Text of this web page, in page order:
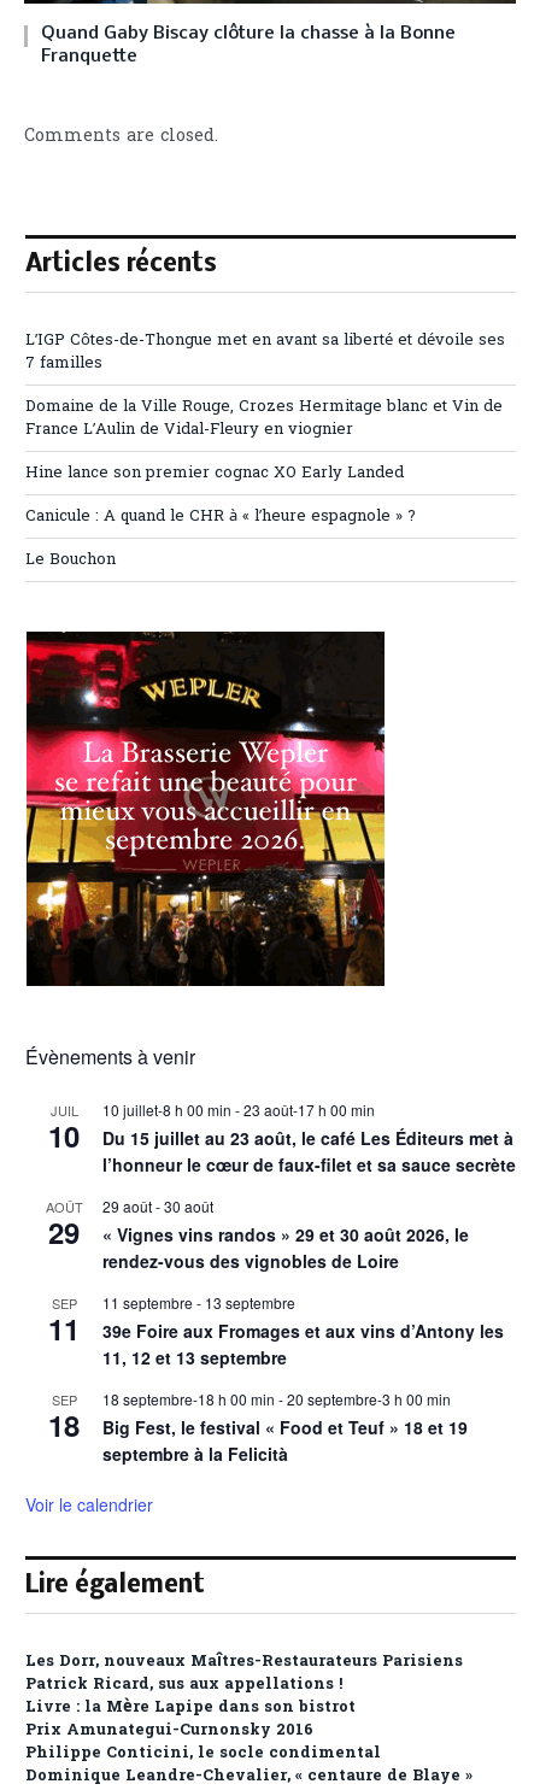
Quand Gaby Biscay clôture la chasse à la Bonne
Franquette
Comments are closed.
Articles récents
L’IGP Côtes-de-Thongue met en avant sa liberté et dévoile ses
7 familles
Domaine de la Ville Rouge, Crozes Hermitage blanc et Vin de
France L’Aulin de Vidal-Fleury en viognier
Hine lance son premier cognac XO Early Landed
Canicule : A quand le CHR à « l’heure espagnole » ?
Le Bouchon
Évènements à venir
JUIL
10
10 juillet-8 h 00 min -23 août-17 h 00 min
Du 15 juillet au 23 août, le café Les Éditeurs met à
l’honneur le cœur de faux-filet et sa sauce secrète
AOÛT
29
29 août-30 août
« Vignes vins randos » 29 et 30 août 2026, le
rendez-vous des vignobles de Loire
SEP
11
11 septembre - 13 septembre
39e Foire aux Fromages et aux vins d’Antony les
11, 12 et 13 septembre
SEP
18
18 septembre-18 h 00 min -20 septembre-3 h 00 min
Big Fest, le festival « Food et Teuf » 18 et 19
septembre à la Felicità
Voir le calendrier
Lire également
Les Dorr, nouveaux Maîtres-Restaurateurs Parisiens
Patrick Ricard, sus aux appellations !
Livre : la Mère Lapipe dans son bistrot
Prix Amunategui-Curnonsky 2016
Philippe Conticini, le socle condimental
Dominique Leandre-Chevalier, « centaure de Blaye »